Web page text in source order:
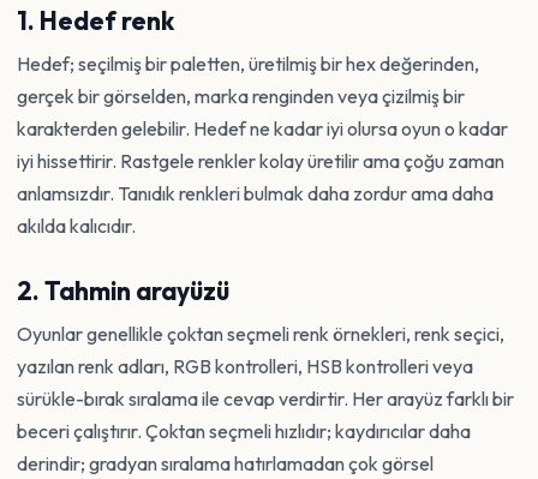
1. Hedef renk
Hedef; seçilmiş bir paletten, üretilmiş bir hex değerinden,
gerçek bir görselden, marka renginden veya çizilmiş bir
karakterden gelebilir. Hedef ne kadar iyi olursa oyun o kadar
iyi hissettirir. Rastgele renkler kolay üretilir ama çoğu zaman
anlamsızdır. Tanıdık renkleri bulmak daha zordur ama daha
akılda kalıcıdır.
2. Tahmin arayüzü
Oyunlar genellikle çoktan seçmeli renk örnekleri, renk seçici,
yazılan renk adları, RGB kontrolleri, HSB kontrolleri veya
sürükle-bırak sıralama ile cevap verdirtir. Her arayüz farklı bir
beceri çalıştırır. Çoktan seçmeli hızlıdır; kaydırıcılar daha
derindir; gradyan sıralama hatırlamadan çok görsel